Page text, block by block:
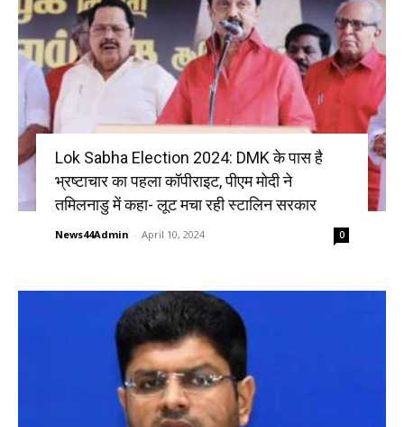
Lok Sabha Election 2024: DMK के पास है
भ्रष्टाचार का पहला कॉपीराइट, पीएम मोदी ने
तमिलनाडु में कहा- लूट मचा रही स्टालिन सरकार
News44Admin - April 10, 2024 0